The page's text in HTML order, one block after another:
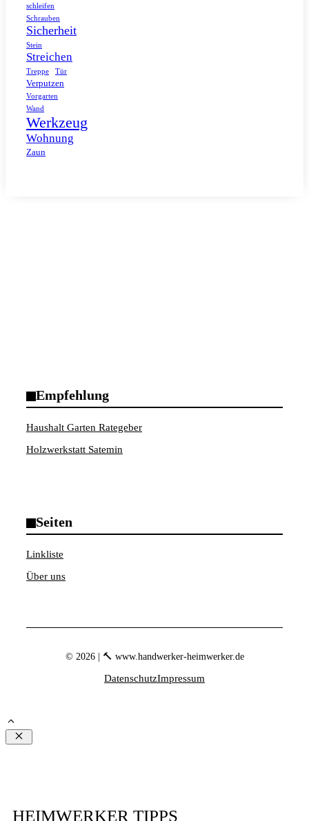
schleifen
Schrauben
Sicherheit
Stein
Streichen
Treppe Tür
Verputzen
Vorgarten
Wand
Werkzeug
Wohnung
Zaun
Empfehlung
Haushalt Garten Rategeber
Holzwerkstatt Satemin
Seiten
Linkliste
Über uns
© 2026 | 🔨 www.handwerker-heimwerker.de
DatenschutzImpressum
Schließen
HEIMWERKER TIPPS